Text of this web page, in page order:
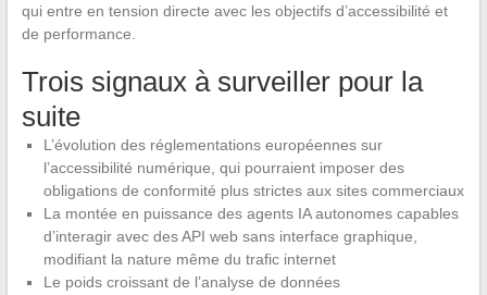
qui entre en tension directe avec les objectifs d’accessibilité et
de performance.
Trois signaux à surveiller pour la
suite
L’évolution des réglementations européennes sur
l’accessibilité numérique, qui pourraient imposer des
obligations de conformité plus strictes aux sites commerciaux
La montée en puissance des agents IA autonomes capables
d’interagir avec des API web sans interface graphique,
modifiant la nature même du trafic internet
Le poids croissant de l’analyse de données